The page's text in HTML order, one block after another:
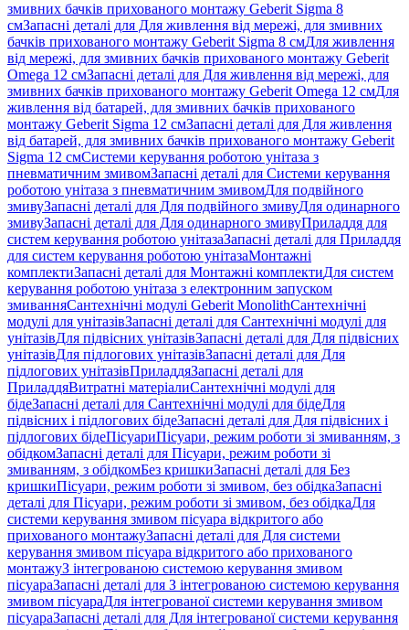
змивних бачків прихованого монтажу Geberit Sigma 8
смЗапасні деталі для Для живлення від мережі, для змивних
бачків прихованого монтажу Geberit Sigma 8 смДля живлення
від мережі, для змивних бачків прихованого монтажу Geberit
Omega 12 смЗапасні деталі для Для живлення від мережі, для
змивних бачків прихованого монтажу Geberit Omega 12 смДля
живлення від батарей, для змивних бачків прихованого
монтажу Geberit Sigma 12 смЗапасні деталі для Для живлення
від батарей, для змивних бачків прихованого монтажу Geberit
Sigma 12 смСистеми керування роботою унітаза з
пневматичним змивомЗапасні деталі для Системи керування
роботою унітаза з пневматичним змивомДля подвійного
змивуЗапасні деталі для Для подвійного змивуДля одинарного
змивуЗапасні деталі для Для одинарного змивуПриладдя для
систем керування роботою унітазаЗапасні деталі для Приладдя
для систем керування роботою унітазаМонтажні
комплектиЗапасні деталі для Монтажні комплектиДля систем
керування роботою унітаза з електронним запуском
змиванняСантехнічні модулі Geberit MonolithСантехнічні
модулі для унітазівЗапасні деталі для Сантехнічні модулі для
унітазівДля підвісних унітазівЗапасні деталі для Для підвісних
унітазівДля підлогових унітазівЗапасні деталі для Для
підлогових унітазівПриладдяЗапасні деталі для
ПриладдяВитратні матеріалиСантехнічні модулі для
бідеЗапасні деталі для Сантехнічні модулі для бідеДля
підвісних і підлогових бідеЗапасні деталі для Для підвісних і
підлогових бідеПісуариПісуари, режим роботи зі змиванням, з
обідкомЗапасні деталі для Пісуари, режим роботи зі
змиванням, з обідкомБез кришкиЗапасні деталі для Без
кришкиПісуари, режим роботи зі змивом, без обідкаЗапасні
деталі для Пісуари, режим роботи зі змивом, без обідкаДля
системи керування змивом пісуара відкритого або
прихованого монтажуЗапасні деталі для Для системи
керування змивом пісуара відкритого або прихованого
монтажуЗ інтегрованою системою керування змивом
пісуараЗапасні деталі для З інтегрованою системою керування
змивом пісуараДля інтегрованої системи керування змивом
пісуараЗапасні деталі для Для інтегрованої системи керування